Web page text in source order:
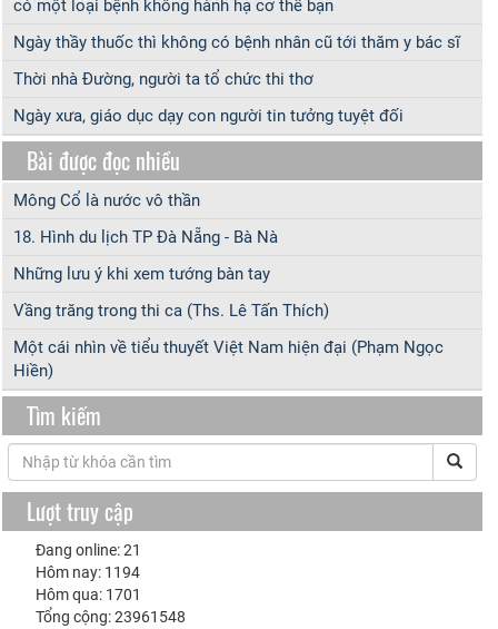
có một loại bệnh không hành hạ cơ thể bạn
Ngày thầy thuốc thì không có bệnh nhân cũ tới thăm y bác sĩ
Thời nhà Đường, người ta tổ chức thi thơ
Ngày xưa, giáo dục dạy con người tin tưởng tuyệt đối
Bài được đọc nhiều
Mông Cổ là nước vô thần
18. Hình du lịch TP Đà Nẵng - Bà Nà
Những lưu ý khi xem tướng bàn tay
Vầng trăng trong thi ca (Ths. Lê Tấn Thích)
Một cái nhìn về tiểu thuyết Việt Nam hiện đại (Phạm Ngọc
Hiền)
Tìm kiếm
Lượt truy cập
Đang online: 21
Hôm nay: 1194
Hôm qua: 1701
Tổng cộng: 23961548